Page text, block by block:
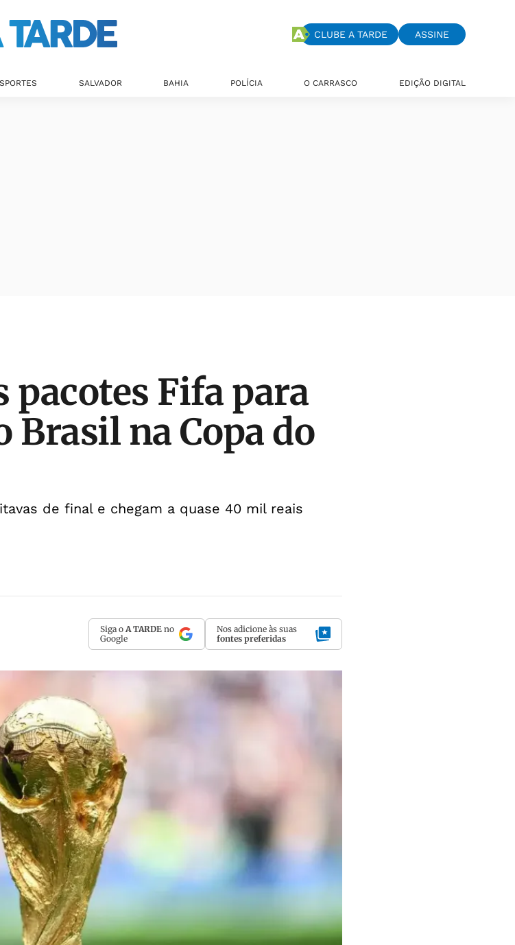
CLUBE A TARDE ASSINE
SALVADOR BAHIA POLÍCIA O CARRASCO EDIÇÃO DIGITAL
pacotes Fifa para
Brasil na Copa do
de final e chegam a quase 40 mil reais
Siga o A TARDE no
Google
Nos adicione às suas
fontes preferidas